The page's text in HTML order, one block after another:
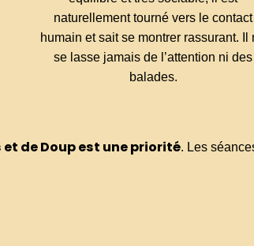
naturellement tourné vers le contact
humain et sait se montrer rassurant. Il
se lasse jamais de l’attention ni des
balades.
de Doup est une priorité. Les